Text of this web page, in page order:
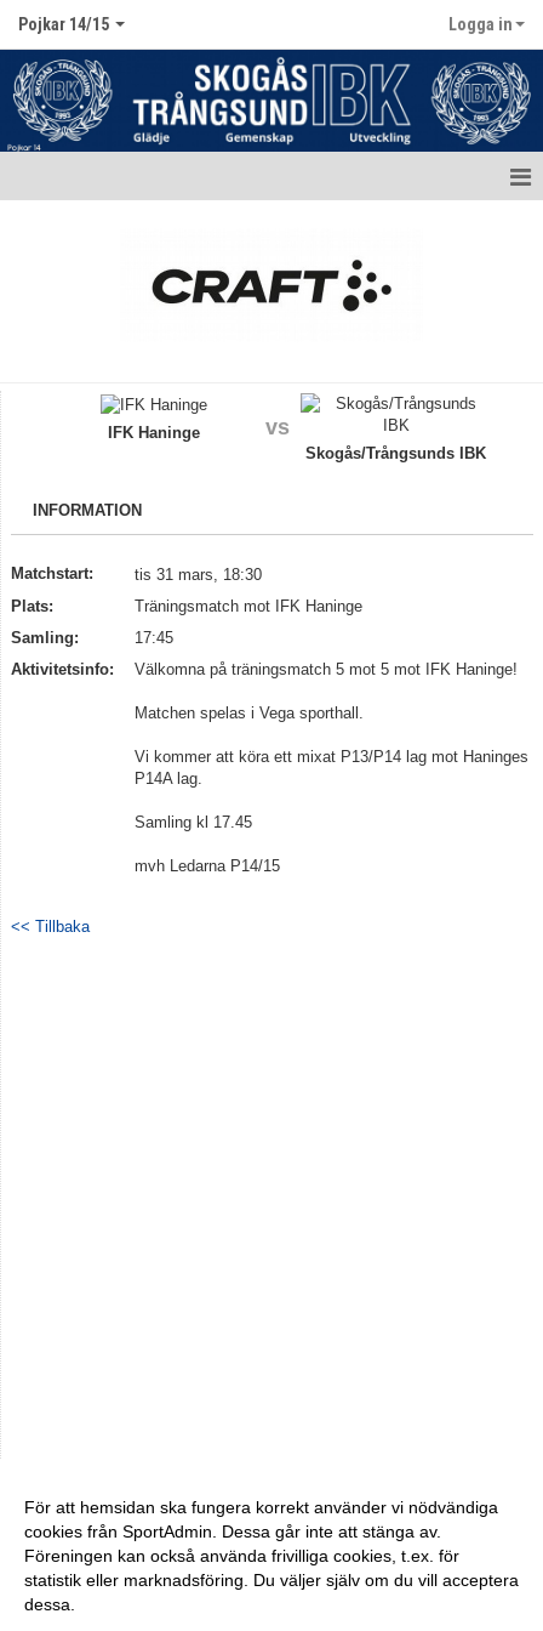
Pojkar 14/15 Logga in
Truppen / Kontakt
Dokument
IFK Haninge vs
Skogås/Trångsunds IBK
INFORMATION
Matchstart:
tis 31 mars, 18:30
Plats:
Träningsmatch mot IFK Haninge
Samling:
17:45
Aktivitetsinfo:
Välkomna på träningsmatch 5 mot 5 mot IFK Haninge!
Matchen spelas i Vega sporthall.
Vi kommer att köra ett mixat P13/P14 lag mot Haninges
P14A lag.
Samling kl 17.45
mvh Ledarna P14/15
<< Tillbaka
För att hemsidan ska fungera korrekt använder vi nödvändiga
cookies från SportAdmin. Dessa går inte att stänga av.
Föreningen kan också använda frivilliga cookies, t.ex. för
statistik eller marknadsföring. Du väljer själv om du vill acceptera
dessa.